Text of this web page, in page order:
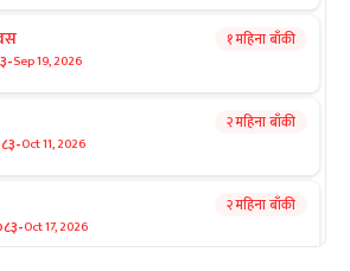
-Sep 19, 2026
१ महिना बाँकी
-Oct 11, 2026
२ महिना बाँकी
-Oct 17, 2026
२ महिना बाँकी